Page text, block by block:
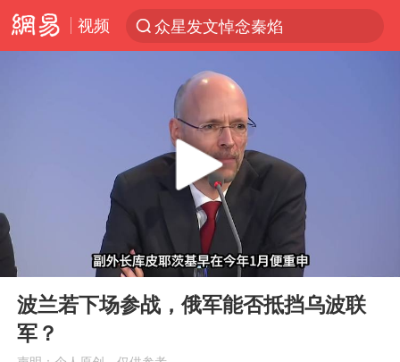
视频
众星发文悼念秦焰
费大厨不自称“大王”了
“还不如不放假”
Play
波兰若下场参战，俄军能否抵挡乌波联
军？